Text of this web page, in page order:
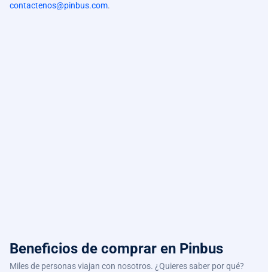
contactenos@pinbus.com.
Beneficios de comprar en Pinbus
Miles de personas viajan con nosotros. ¿Quieres saber por qué?